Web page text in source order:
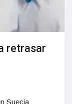
retrasar
Suecia